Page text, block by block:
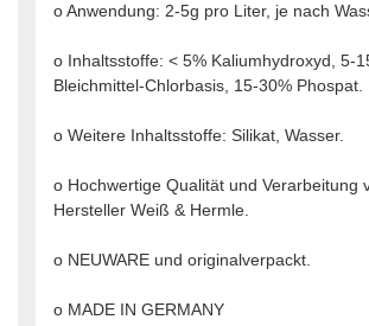
o Anwendung: 2-5g pro Liter, je nach
o Inhaltsstoffe: < 5% Kaliumhydroxyd, 5-
Bleichmittel-Chlorbasis, 15-30% Phospat.
o Weitere Inhaltsstoffe: Silikat, Wasser.
o Hochwertige Qualität und Verarbeitung
Hersteller Weiß & Hermle.
o NEUWARE und originalverpackt.
o MADE IN GERMANY